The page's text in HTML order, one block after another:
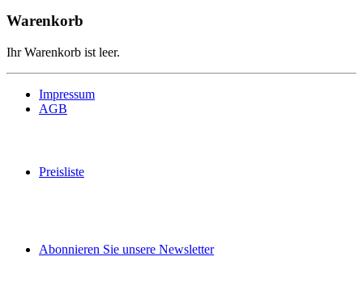
Warenkorb
Ihr Warenkorb ist leer.
Impressum
AGB
Preisliste
Abonnieren Sie unsere Newsletter